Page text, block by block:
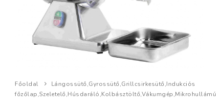
Főoldal
Lángossütő,Gyrossütő,Grillcsirkesütő,Indukciós
főzőlap,Szeletelő,Húsdaráló,Kolbásztöltő,Vákumgép,Mikrohullámú